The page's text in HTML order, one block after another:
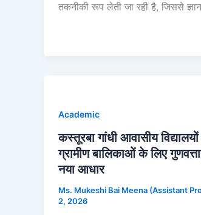
तकनीकी रूप लेती जा रही है, जिससे
Academic
कस्तूरबा गांधी आवासीय
ग्रामीण बालिकाओं के लिए
नया आधार
Ms. Mukeshi Bai Meena (Assistant
2, 2026